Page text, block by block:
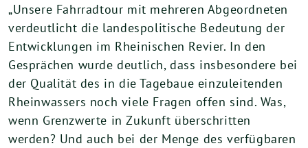
„Unsere Fahrradtour mit mehreren Abgeordneten
verdeutlicht die landespolitische Bedeutung der
Entwicklungen im Rheinischen Revier. In den
Gesprächen wurde deutlich, dass insbesondere bei
der Qualität des in die Tagebaue einzuleitenden
Rheinwassers noch viele Fragen offen sind. Was,
wenn Grenzwerte in Zukunft überschritten
werden? Und auch bei der Menge des verfügbaren